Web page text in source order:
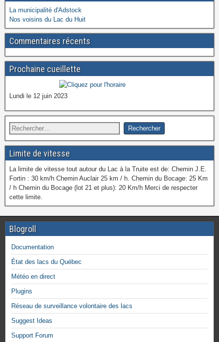
La municipalité d'Adstock
Nos voisins du Lac du Huit
Commentaires récents
Prochaine cueillette
Lundi le 12 juin 2023
Limite de vitesse
La limite de vitesse tout autour du Lac à la Truite est de: Chemin J.E.
Fortin : 30 km/h Chemin Auclair 25 km / h. Chemin du Bocage: 25 Km
/ h Chemin du Bocage (lot 21 et plus): 20 Km/h Merci de respecter
cette limite.
Blogroll
Documentation
État des lacs du Québec
Météo en direct
Plugins
Réseau de surveillance volontaire des lacs
Suggest Ideas
Support Forum